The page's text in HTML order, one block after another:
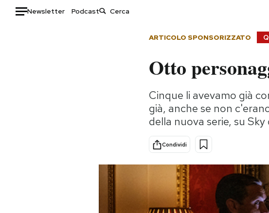
Newsletter Podcast
Consumismi
Storie/Idee
Ok Boomer!
Europa
Mondiali calcio 2026
ARTICOLO SPONSORIZZATO
Otto
Cinque li avevamo già
già, anche se non
della nuova serie, su Sky
Condividi